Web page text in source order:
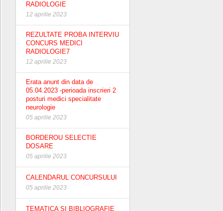
RADIOLOGIE
12 aprilie 2023
REZULTATE PROBA INTERVIU
CONCURS MEDICI
RADIOLOGIE7
12 aprilie 2023
Erata anunt din data de
05.04.2023 -perioada inscrieri 2
posturi medici specialitate
neurologie
05 aprilie 2023
BORDEROU SELECTIE
DOSARE
05 aprilie 2023
CALENDARUL CONCURSULUI
05 aprilie 2023
TEMATICA SI BIBLIOGRAFIE